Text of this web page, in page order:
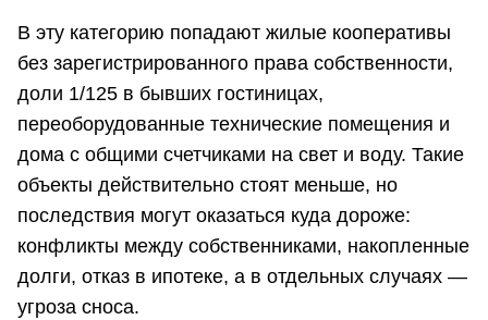
В эту категорию попадают жилые кооперативы
без зарегистрированного права собственности,
доли 1/125 в бывших гостиницах,
переоборудованные технические помещения и
дома с общими счетчиками на свет и воду. Такие
объекты действительно стоят меньше, но
последствия могут оказаться куда дороже:
конфликты между собственниками, накопленные
долги, отказ в ипотеке, а в отдельных случаях —
угроза сноса.